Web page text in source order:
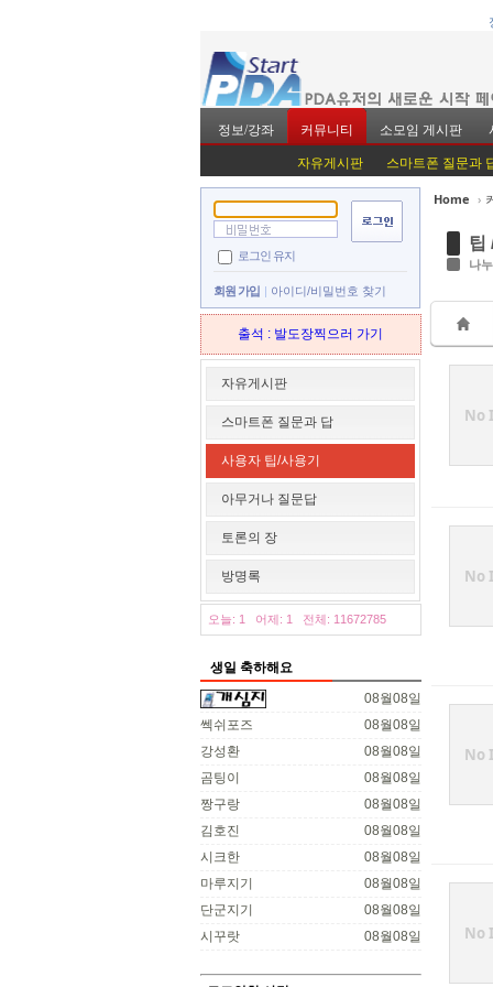
정보/강좌 커뮤니티 소모임 게시판
자유게시판 스마트폰 질문과
로그인 유지
회원 가입 아이디/비밀번호 찾기
출석 : 발도장찍으러 가기
자유게시판
스마트폰 질문과 답
사용자 팁/사용기
아무거나 질문답
토론의 장
방명록
오늘: 1 어제: 1 전체: 11672785
생일 축하해요
08월08일
08월08일
쎅쉬포즈
08월08일
강성환
08월08일
곰팅이
08월08일
짱구랑
08월08일
김호진
08월08일
시크한
08월08일
마루지기
08월08일
단군지기
08월08일
시꾸랏
Home ›
팁
나
No
No
No
No
Sketchbook5, 스
Sketchbook5, 스
Sketchbook5, 스
Sketchbook5, 스